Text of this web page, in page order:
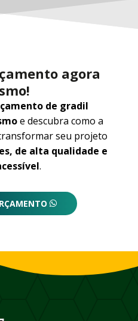
agora
de gradil
e descubra como a
seu projeto
de alta qualidade e
.